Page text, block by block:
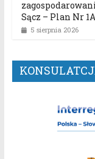
Sącz – Plan Nr
5 sierpnia 2026